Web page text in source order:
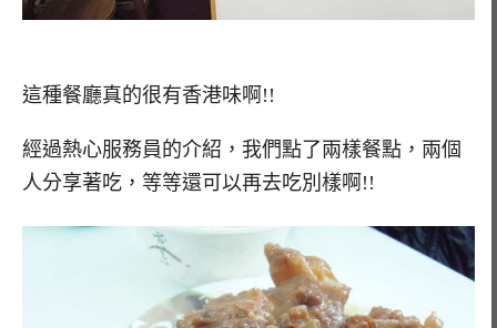
這種餐廳真的很有香港味啊!!
經過熱心服務員的介紹，我們點了兩樣餐點，兩個
人分享著吃，等等還可以再去吃別樣啊!!